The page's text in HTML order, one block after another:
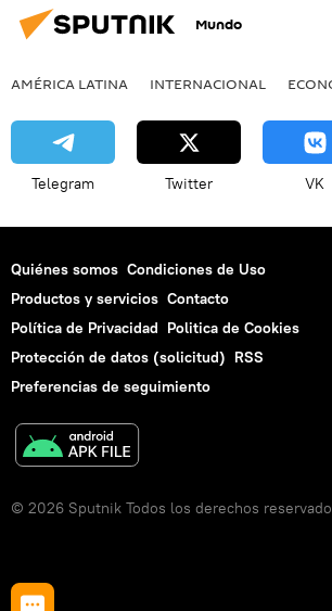
Mundo
AMÉRICA LATINA INTERNACIONAL
Telegram Twitter VK
Quiénes somos Condiciones de Uso
Productos y servicios Contacto
Política de Privacidad Politica de Cookies
Protección de datos (solicitud) RSS
Preferencias de seguimiento
© 2026 Sputnik Todos los derechos